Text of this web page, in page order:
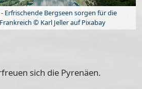
Erfrischende Bergseen sorgen für die
© Karl Jeller auf Pixabay
sich die Pyrenäen.